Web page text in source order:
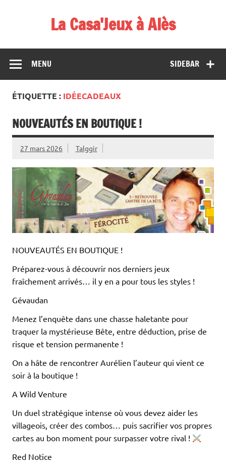
La Casa'Jeux à Alès
démos et de tournois
SIDEBAR
MENU
ÉTIQUETTE : IDÉECADEAUX
NOUVEAUTÉS EN BOUTIQUE !
27 mars 2026 Talggir
NOUVEAUTÉS EN BOUTIQUE !
Préparez-vous à découvrir nos derniers jeux
fraîchement arrivés… il y en a pour tous les styles !
Gévaudan
Menez l’enquête dans une chasse haletante pour
traquer la mystérieuse Bête, entre déduction, prise de
risque et tension permanente !
On a hâte de rencontrer Aurélien l’auteur qui vient ce
soir à la boutique !
A Wild Venture
Un duel stratégique intense où vous devez aider les
villageois, créer des combos… puis sacrifier vos propres
cartes au bon moment pour surpasser votre rival !
Red Notice